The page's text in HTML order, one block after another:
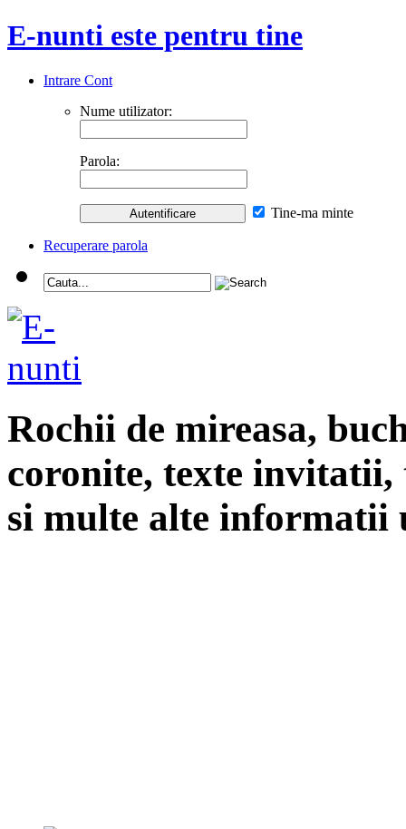
E-nunti este pentru tine
Intrare Cont
Nume utilizator:
Parola:
Tine-ma minte
Recuperare parola
Rochii de mireasa,
coronite, texte
si multe alte informatii